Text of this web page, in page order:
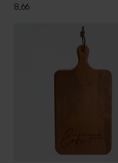
8,66